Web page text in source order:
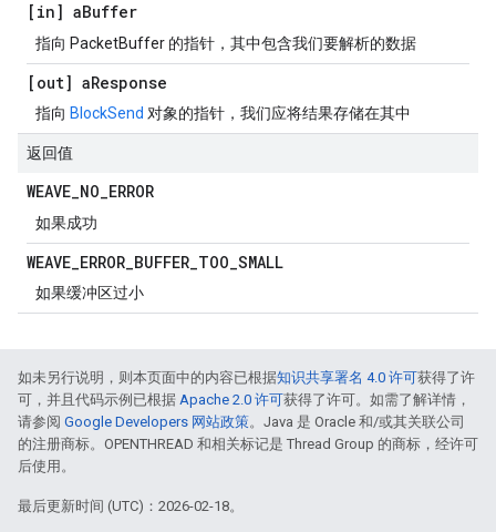
[in] aBuffer
指向 PacketBuffer 的指针，其中包含我们要解析的数据
[out] aResponse
指向 BlockSend 对象的指针，我们应将结果存储在其中
返回值
WEAVE_NO_ERROR
如果成功
WEAVE_ERROR_BUFFER_TOO_SMALL
如果缓冲区过小
如未另行说明，则本页面中的内容已根据知识共享署名 4.0 许可获得了许
可，并且代码示例已根据 Apache 2.0 许可获得了许可。如需了解详情，
请参阅 Google Developers 网站政策。Java 是 Oracle 和/或其关联公司
的注册商标。OPENTHREAD 和相关标记是 Thread Group 的商标，经许可
后使用。
最后更新时间 (UTC)：2026-02-18。